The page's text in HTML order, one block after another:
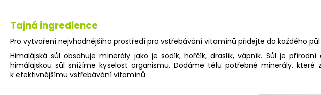
Tajná ingredience
Pro vytvoření nejvhodnějšího prostředí pro vstřebávání vitamínů přidejte do každého
Himalájská sůl obsahuje minerály jako je sodík, hořčík, draslík, vápník. Sůl je
himálajskou sůl snížíme kyselost organismu. Dodáme tělu potřebné minerály,
k efektivnějšímu vstřebávání vitamínů.